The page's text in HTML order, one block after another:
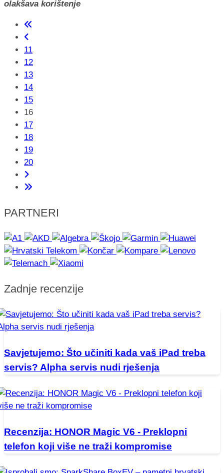
olakšava korištenje
11
12
13
14
15
16
17
18
19
20
PARTNERI
Zadnje recenzije
Savjetujemo: Što učiniti kada vaš iPad treba
servis? Alpha servis nudi rješenja
Recenzija: HONOR Magic V6 - Preklopni
telefon koji više ne traži kompromise